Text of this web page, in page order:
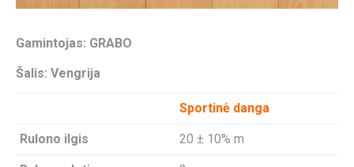
Gamintojas: GRABO
Šalis: Vengrija
Sportinė danga
Rulono ilgis 20 ± 10% m